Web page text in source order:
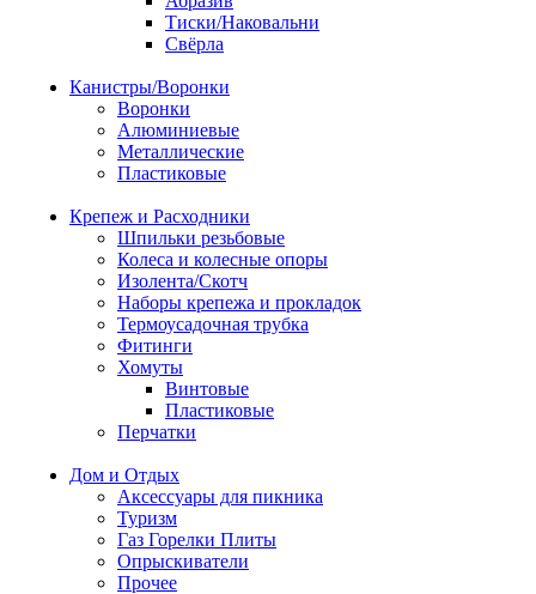
Тиски/Наковальни
Свёрла
Канистры/Воронки
Воронки
Алюминиевые
Металлические
Пластиковые
Крепеж и Расходники
Шпильки резьбовые
Колеса и колесные опоры
Изолента/Скотч
Наборы крепежа и прокладок
Термоусадочная трубка
Фитинги
Хомуты
Винтовые
Пластиковые
Перчатки
Дом и Отдых
Аксессуары для пикника
Туризм
Газ Горелки Плиты
Опрыскиватели
Прочее